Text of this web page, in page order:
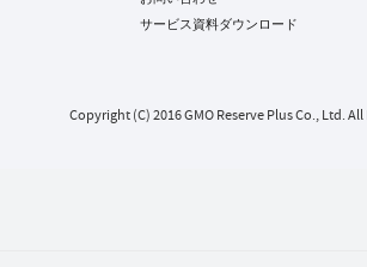
サービス資料ダウンロード
Copyright (C) 2016 GMO Reserve Plus Co., Ltd.